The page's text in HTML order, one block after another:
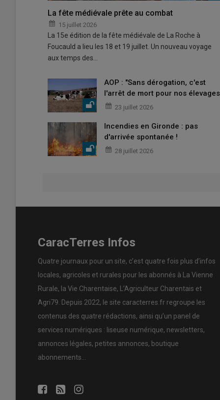
La fête médiévale prête au combat
15 juillet 2026
La 15e édition de la fête médiévale de La Roche à
Foucauld a lieu les 18 et 19 juillet. Un nouveau voyage
aux temps des…
AOP : "Sans dérogation, c'est
l'arrêt de mort pour nos
23 juillet 2026
Incendies en Gironde : pas
d'arrivée spontanée !
28 juillet 2026
CaracTerres Infos
Quatre journaux pour un site, c’est quatre fois plus d’infos
locales, agricoles et rurales pour les abonnés à La Vienne
Rurale, la Vie Charentaise, L’Agriculteur Charentais et
Agri79. Depuis 2022, le site caracterres.fr regroupe les
contenus des quatre rédactions, ainsi qu’un panel de
services numériques : liseuse numérique, newsletters,
annonces légales, petites annonces, boutique
abonnements…